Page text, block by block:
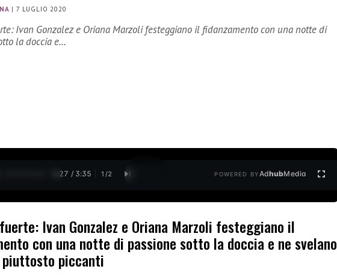
|7 LUGLIO 2020
Ivan Gonzalez e Oriana Marzoli festeggiano il fidanzamento con una notte di
la doccia e…
0:28 / 3:35 1 /2 POWERED BYAdhubMedia
Ivan Gonzalez e Oriana Marzoli festeggiano il
con una notte di passione sotto la doccia e ne svelano
piccanti